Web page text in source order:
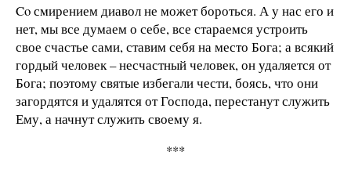
Co смирением диавол не может бороться. А у нас его и
нет, мы все думаем о себе, все стараемся устроить
свое счастье сами, ставим себя на место Бога; а всякий
гордый человек – несчастный человек, он удаляется от
Бога; поэтому святые избегали чести, боясь, что они
загордятся и удалятся от Господа, перестанут служить
Ему, а начнут служить своему я.
***